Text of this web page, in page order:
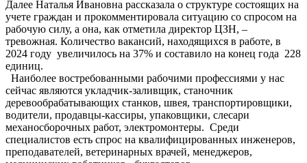
Далее Наталья Ивановна рассказала о структуре состоящих на
учете граждан и прокомментировала ситуацию со спросом на
рабочую силу, а она, как отметила директор ЦЗН, –
тревожная. Количество вакансий, находящихся в работе, в
2024 году увеличилось на 37% и составило на конец года 228
единиц.
Наиболее востребованными рабочими профессиями у нас
сейчас являются укладчик-заливщик, станочник
деревообрабатывающих станков, швея, транспортировщики,
водители, продавцы-кассиры, упаковщики, слесари
механосборочных работ, электромонтеры. Среди
специалистов есть спрос на квалифицированных инженеров,
преподавателей, ветеринарных врачей, менеджеров,